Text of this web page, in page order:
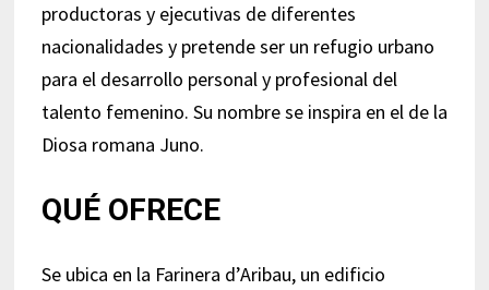
productoras y ejecutivas de diferentes
nacionalidades y pretende ser un refugio urbano
para el desarrollo personal y profesional del
talento femenino. Su nombre se inspira en el de la
Diosa romana Juno.
QUÉ OFRECE
Se ubica en la Farinera d’Aribau, un edificio